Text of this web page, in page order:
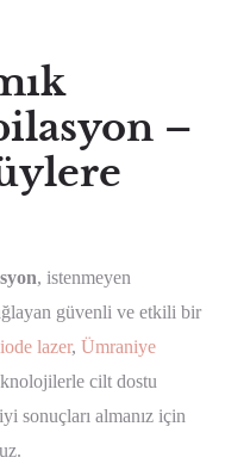
–
, istenmeyen
güvenli ve etkili bir
lazer, Ümraniye
cilt dostu
sonuçları almanız için